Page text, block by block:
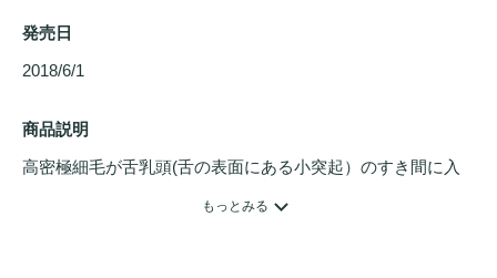
発売日
2018/6/1
商品説明
高密極細毛が舌乳頭(舌の表面にある小突起）のすき間に入
もっとみる